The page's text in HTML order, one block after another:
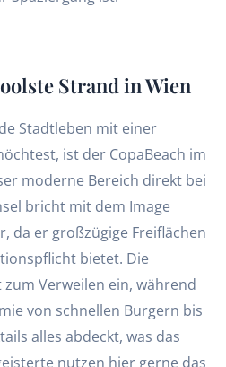
Strand in Wien
Stadtleben mit einer
ist der CopaBeach im
moderne Bereich direkt bei
bricht mit dem Image
da er großzügige Freiflächen
bietet. Die
Verweilen ein, während
von schnellen Burgern bis
alles abdeckt, was das
nutzen hier gerne das